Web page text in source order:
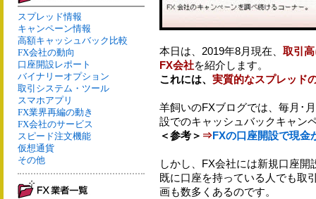
スプレッド情報
キャンペーン情報
高額キャッシュバック比較
FX会社の動向
口座開設レポート
バイナリーオプション
取引システム・ツール
スマホアプリ
FX業界再編の動き
FX会社のサービス
スピード注文機能
仮想通貨
その他
本日は、2019年8月現在、 取引
FX会社を紹介します。
これには、 実質的なスプレッド
羊飼いのFXブログでは、毎月･
設でのキャッシュバックキャン
＜参考＞ ⇒FXの口座開設で現金
しかし、FX会社には新規口座
既に口座を持っている人でも取
画も数多くあるのです。